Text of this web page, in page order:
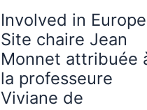
Involved in
Site chaire Jean
Monnet attribuée
la professeure
Viviane de